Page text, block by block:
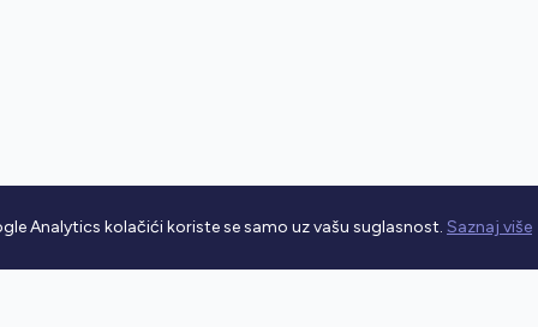
Analytics kolačići koriste se samo uz vašu suglasnost. Saznaj više